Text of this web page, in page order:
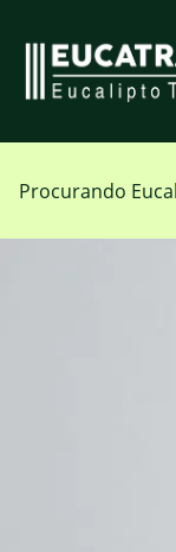
Procurando